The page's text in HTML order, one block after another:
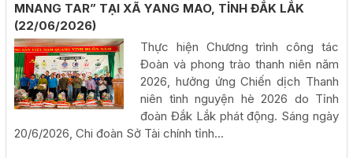
Tập huấn diễn tập khu vực phòng thủ kết hợp phòng
thủ dân sự tỉnh Đắk Lắk
(05/08/2026, 00:00)
Thực hiện quyết liệt các nhiệm vụ phát triển kinh tế - xã
hội năm 2026
(05/08/2026, 00:00)
MNANG TAR” TẠI XÃ YANG MAO, TỈNH ĐẮK LẮK
(22/06/2026)
Thực hiện Chương trình công tác
Đoàn và phong trào thanh niên năm
2026, hưởng ứng Chiến dịch Thanh
niên tình nguyện hè 2026 do Tỉnh
đoàn Đắk Lắk phát động. Sáng ngày
20/6/2026, Chi đoàn Sở Tài chính tỉnh...